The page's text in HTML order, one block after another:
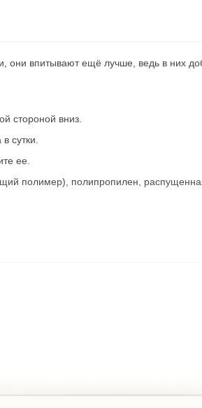
впитывают ещё лучше, ведь в них
стороной вниз.
сутки.
ее.
полимер), полипропилен,